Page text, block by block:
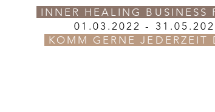
INNER HEALING BUSINESS
01.03.2022 -
KOMM GERNE JEDERZEIT